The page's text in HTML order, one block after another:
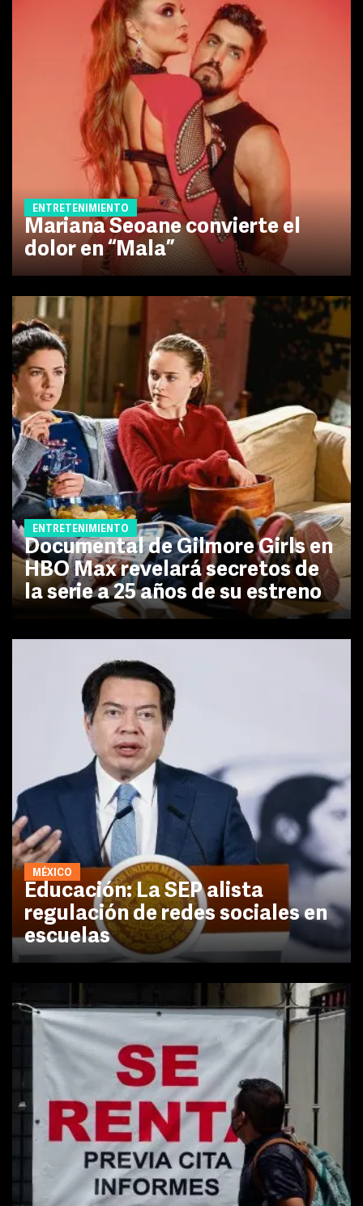
ENTRETENIMIENTO
Mariana Seoane convierte el
dolor en “Mala”
ENTRETENIMIENTO
Documental de Gilmore Girls en
HBO Max revelará secretos de
la serie a 25 años de su estreno
MÉXICO
Educación: La SEP alista
regulación de redes sociales en
escuelas